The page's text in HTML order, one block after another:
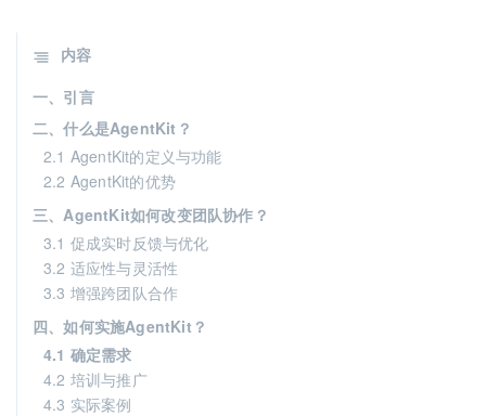
内容
一、引言
二、什么是AgentKit？
2.1 AgentKit的定义与功能
2.2 AgentKit的优势
三、AgentKit如何改变团队协作？
3.1 促成实时反馈与优化
3.2 适应性与灵活性
3.3 增强跨团队合作
四、如何实施AgentKit？
4.1 确定需求
4.2 培训与推广
4.3 实际案例